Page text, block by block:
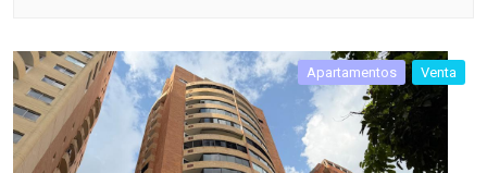
Apartamentos Venta